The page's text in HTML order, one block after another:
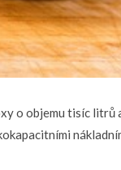
o objemu tisíc litrů